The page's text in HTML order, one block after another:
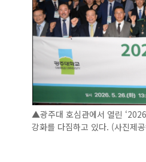
▲광주대 호심관에서 열린
강화를 다짐하고 있다. (사진제